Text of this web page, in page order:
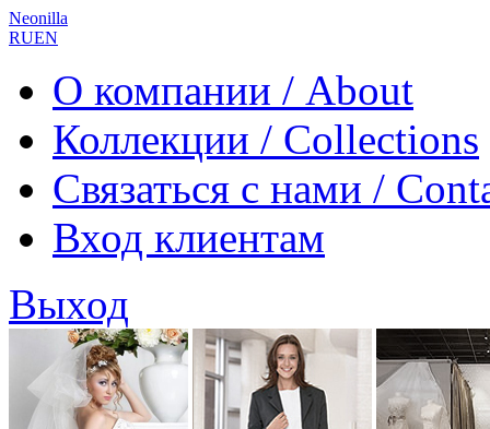
Neonilla
RUEN
О компании / About
Коллекции / Collections
Связаться с нами /
Вход клиентам
Выход